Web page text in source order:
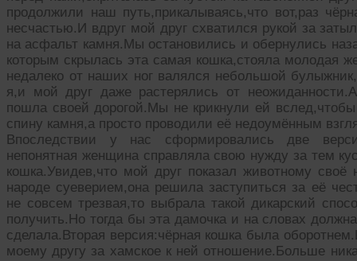
продолжили наш путь,прикалываясь,что вот,раз
несчастью.И вдруг мой друг схватился рукой за
на асфальт камня.Мы остановились и обернулись
которым скрылась эта самая кошка,стояла молодая
недалеко от наших ног валялся небольшой
я,и мой друг даже растерялись от
пошла своей дорогой.Мы не крикнули ей
спину камня,а просто проводили её недоумённым
Впоследствии у нас сформировались две
непонятная женщина справляла свою нужду за тем
кошка.Увидев,что мой друг показал животному своё
народе суеверием,она решила заступиться за её
не совсем трезвая,то выбрала такой дикарский
получить.Но тогда бы эта дамочка и на словах
сделала.Вторая версия:чёрная кошка была
моему другу за хамское к ней отношение.Больше